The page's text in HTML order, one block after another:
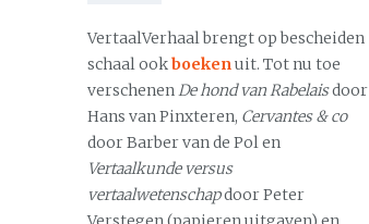
VertaalVerhaal brengt op bescheiden
schaal ookboekenuit. Tot nu toe
verschenenDe hond van Rabelaisdoor
Hans van Pinxteren, Cervantes & co
door Barber van de Pol en
Vertaalkunde versus
vertaalwetenschapdoor Peter